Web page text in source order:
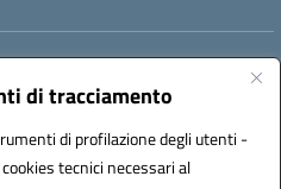
di tracciamento
di profilazione degli utenti -
tecnici necessari al
leic8av008@istruzione.it